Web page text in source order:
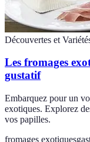
Découvertes et
Les fromages
gustatif
Embarquez pour un
exotiques. Explorez
vos papilles.
fromages exotiques